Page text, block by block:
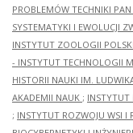
PROBLEMÓW TECHNIKI PAN
SYSTEMATYKI I EWOLUCJI
INSTYTUT ZOOLOGII
- INSTYTUT TECHNOLOGII
HISTORII NAUKI IM.
AKADEMII NAUK ; INSTYTUT
; INSTYTUT ROZWOJU WSI I